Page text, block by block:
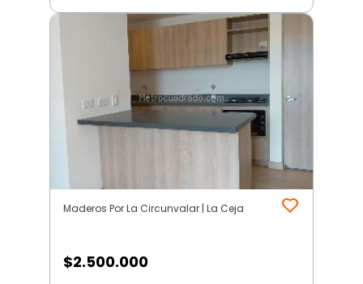
Maderos Por La Circunvalar | La Ceja
$2.500.000